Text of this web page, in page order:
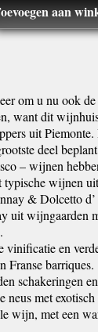
om u nu ook
want dit
uit
deel
– wijnen
typische wijnen
& Dolcetto
uit wijngaarden
vinificatie en
Franse barriques.
schakeringen
neus met
wijn, met een